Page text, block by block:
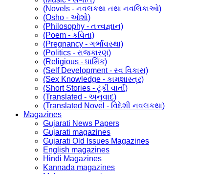
(Novels - નવલકથા તથા નવલિકાઓ)
(Osho - ઓશો)
(Philosophy - તત્ત્વજ્ઞાન)
(Poem - કવિતા)
(Pregnancy - ગર્ભાવસ્થા)
(Politics - રાજકારણ)
(Religious - ધાર્મિક)
(Self Development - સ્વ વિકાસ)
(Sex Knowledge - કામશાસ્ત્ર)
(Short Stories - ટૂંકી વાર્તા)
(Translated - અનુવાદ)
(Translated Novel - વિદેશી નવલકથા)
Magazines
Gujarati News Papers
Gujarati magazines
Gujarati Old Issues Magazines
English magazines
Hindi Magazines
Kannada magazines